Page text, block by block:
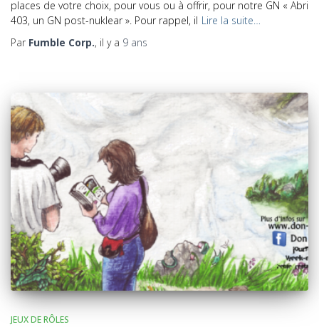
places de votre choix, pour vous ou à offrir, pour notre GN « Abri
403, un GN post-nuklear ». Pour rappel, il Lire la suite…
Par Fumble Corp., il y a 9 ans
JEUX DE RÔLES